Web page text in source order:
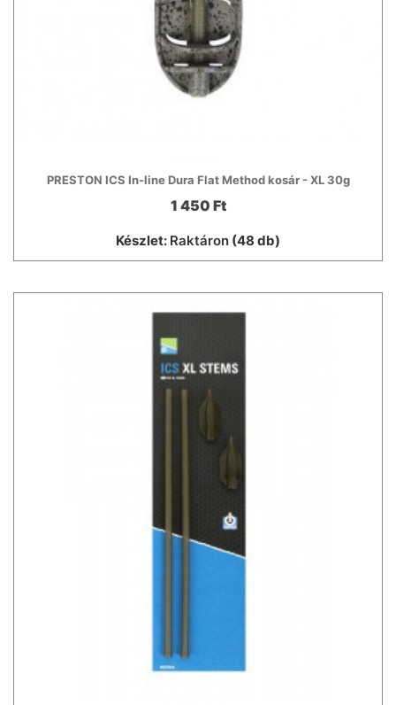
PRESTON ICS In-line Dura Flat Method kosár - XL 30g
1 450 Ft
Készlet: Raktáron (48 db)